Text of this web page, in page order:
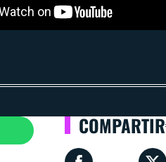
COMPARTIR